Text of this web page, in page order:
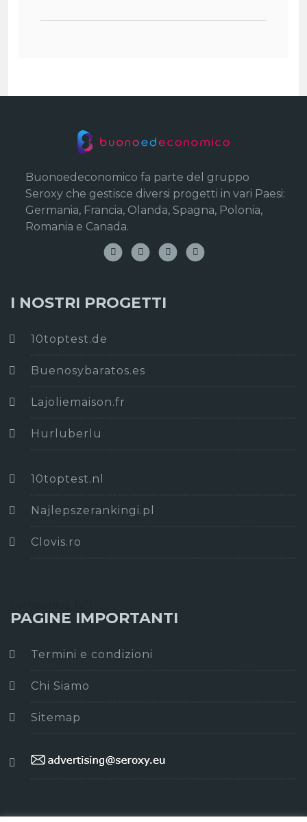
Buonoedeconomico fa parte del gruppo
Seroxy che gestisce diversi progetti in vari Paesi:
Germania, Francia, Olanda, Spagna, Polonia,
Romania e Canada.
I NOSTRI PROGETTI
10toptest.de
Buenosybaratos.es
Lajoliemaison.fr
Hurluberlu
10toptest.nl
Najlepszerankingi.pl
Clovis.ro
PAGINE IMPORTANTI
Termini e condizioni
Chi Siamo
Sitemap